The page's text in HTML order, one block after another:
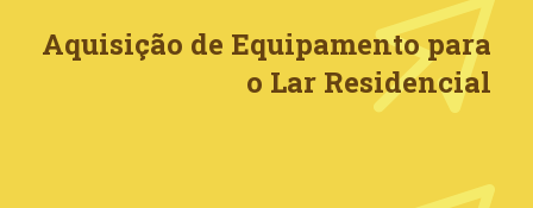
Aquisição de Equipamento para
o Lar Residencial